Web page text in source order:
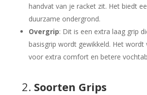
handvat van je racket zit. Het biedt
duurzame ondergrond.
Overgrip: Dit is een extra laag grip
basisgrip wordt gewikkeld. Het wordt
voor extra comfort en betere
2. Soorten Grips